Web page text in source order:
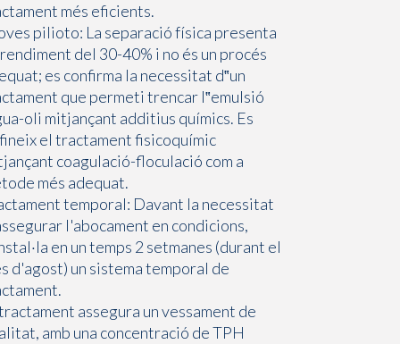
més eficients.
pilioto: La separació física presenta
del 30-40% i no és un procés
es confirma la necessitat d‟un
que permeti trencar l‟emulsió
oli mitjançant additius químics. Es
el tractament fisicoquímic
coagulació-floculació com a
més adequat.
temporal: Davant la necessitat
l'abocament en condicions,
en un temps 2 setmanes (durant el
d'agost) un sistema temporal de
assegura un vessament de
amb una concentració de TPH